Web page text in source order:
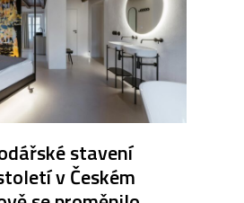
stavení
v Českém